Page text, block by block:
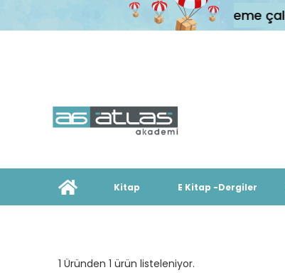
platformu sistemimizde yenileme
Kitap E Kitap -Dergiler
1 Üründen 1 ürün listeleniyor.